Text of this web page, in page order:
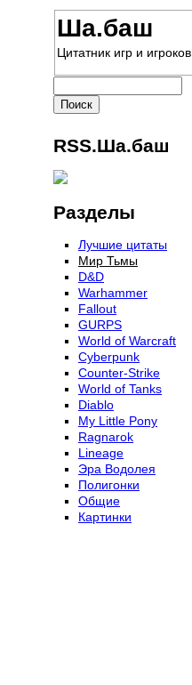
Ша.баш
Цитатник игр и игроков
RSS.Ша.баш
Разделы
Лучшие цитаты
Мир Тьмы
D&D
Warhammer
Fallout
GURPS
World of Warcraft
Сyberpunk
Counter-Strike
World of Tanks
Diablo
My Little Pony
Ragnarok
Lineage
Эра Водолея
Полигонки
Общие
Картинки